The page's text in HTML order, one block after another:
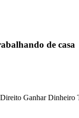
de casa
Ganhar